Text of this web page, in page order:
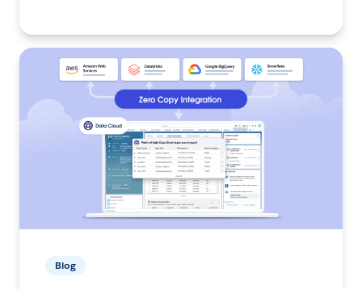
Blog